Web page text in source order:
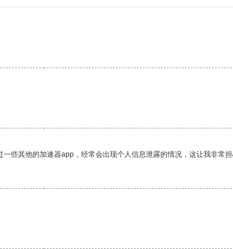
些其他的加速器app，经常会出现个人信息泄露的情况，这让我非常担